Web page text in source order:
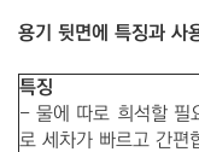
용기 뒷면에 특징과 사
특징
- 물에 따로 희석할 필
로 세차가 빠르고 간편